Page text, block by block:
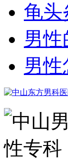
龟头
男
男